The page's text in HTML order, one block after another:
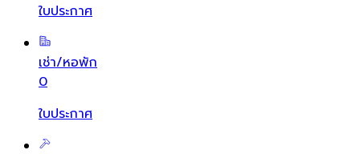
ใบประกาศ
เช่า/หอพัก
0
ใบประกาศ